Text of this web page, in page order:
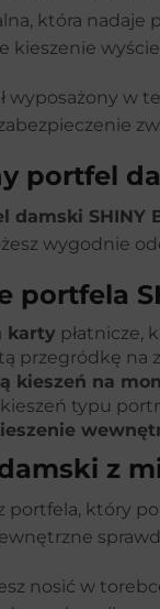
która
kieszenie
wyposażony w
portfel
damski SHINY
wygodnie
portfela
karty płatnicze,
przegródkę
kieszeń na
typu
z
portfela, który
nosić w